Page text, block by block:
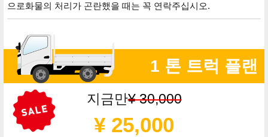
으로화물의 처리가 곤란했을 때는 꼭 연락주십시오.
1 톤 트럭 플랜
지금만¥ 30,000
¥ 25,000